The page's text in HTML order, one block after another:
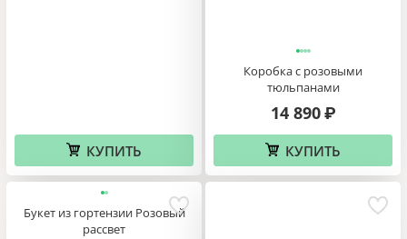
КУПИТЬ
Коробка с розовыми
тюльпанами
14 890 ₽
КУПИТЬ
Букет из гортензии Розовый
рассвет